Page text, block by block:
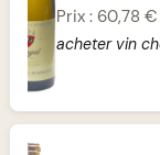
Prix : 60,78 €
acheter vin